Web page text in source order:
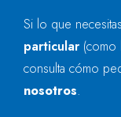
Si lo que
particular (como
consulta cómo
nosotros.